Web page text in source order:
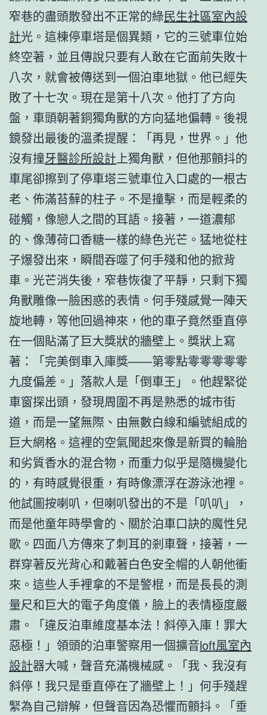
窄巷的盡頭散發出不正常的綠民生社區室內設
計光。這棟停車塔是個異類，它的三號車位始
終空著，並且傳說只要有人敢在它面前失敗十
八次，就會被傳送到一個泊車地獄。他已經失
敗了十七次。現在是第十八次。他打了方向
盤，車頭朝著銅獨角獸的方向猛地偏轉。後視
鏡發出最後的溫柔提醒：「再見，世界。」他
沒有撞牙醫診所設計 上獨角獸，但他那顫抖的
車尾卻擦到了停車塔三號車位入口處的一根古
老、佈滿苔蘚的柱子。不是撞擊，而是輕柔的
碰觸，像戀人之間的耳語。接著，一道濃郁
的、像薄荷口香糖一樣的綠色光芒。猛地從柱
子爆發出來，瞬間吞噬了何手殘和他的掀背
車。光芒消失後，窄巷恢復了平靜，只剩下獨
角獸雕像一臉困惑的表情。何手殘感覺一陣天
旋地轉，等他回過神來，他的車子竟然垂直停
在一個貼滿了巨大獎狀的牆壁上。獎狀上寫
著：「完美倒車入庫獎——第零點零零零零零
九度偏差。」落款人是「倒車王」。他趕緊從
車窗探出頭，發現周圍不再是熟悉的城市街
道，而是一望無際、由無數白線和編號組成的
巨大網格。這裡的空氣聞起來像是新買的輪胎
和劣質香水的混合物，而重力似乎是隨機變化
的，有時感覺很重，有時像漂浮在游泳池裡。
他試圖按喇叭，但喇叭發出的不是「叭叭」，
而是他童年時學會的、關於泊車口訣的魔性兒
歌。四面八方傳來了刺耳的剎車聲，接著，一
群穿著反光背心和戴著白色安全帽的人朝他衝
來。這些人手裡拿的不是警棍，而是長長的測
量尺和巨大的電子角度儀，臉上的表情極度嚴
肅。「違反泊車維度基本法！斜停入庫！罪大
惡極！」領頭的泊車警察用一個擴音loft風室內
設計器大喊，聲音充滿機械感。「我、我沒有
斜停！我只是垂直停在了牆壁上！」何手殘趕
緊為自己辯解，但聲音因為恐懼而顫抖。「垂